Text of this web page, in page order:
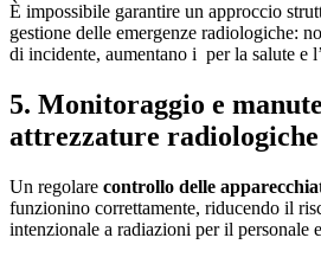
È impossibile garantire un approccio
gestione delle emergenze radiologiche:
di incidente, aumentano i per la salute e
5. Monitoraggio e
attrezzature radiologiche
Un regolare controllo delle
funzionino correttamente, riducendo il
intenzionale a radiazioni per il personale